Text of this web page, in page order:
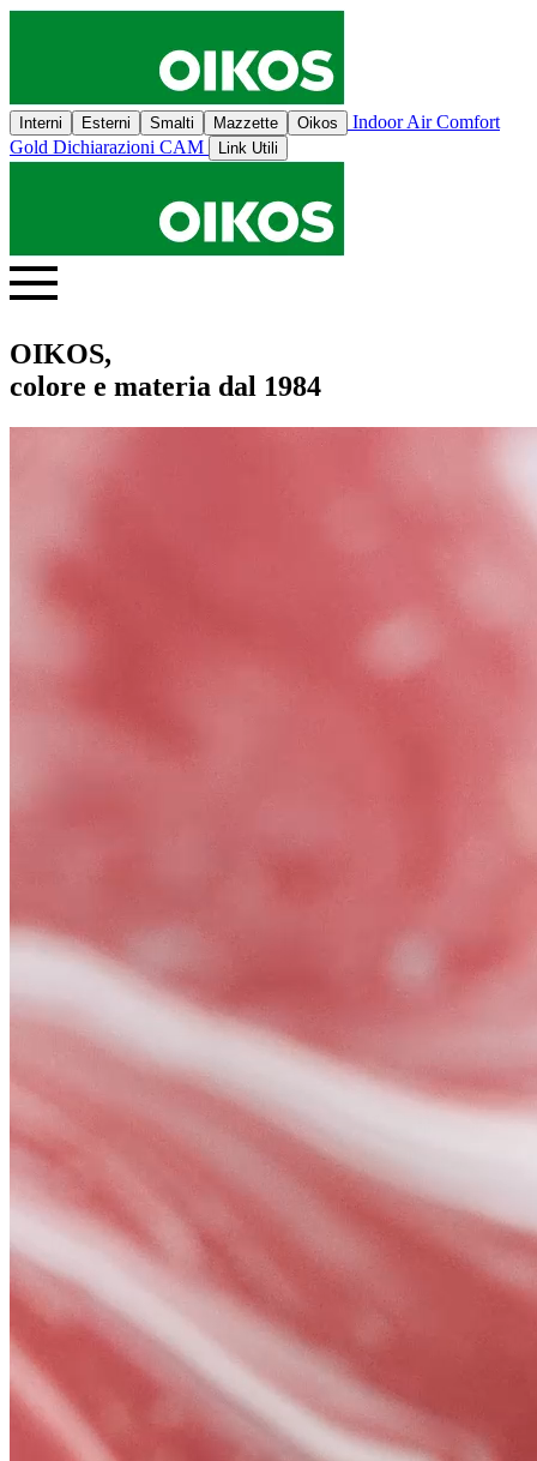
Interni Esterni Smalti Mazzette Oikos
Indoor Air Comfort
Gold Dichiarazioni CAM Link Utili
OIKOS,
colore e materia dal 1984